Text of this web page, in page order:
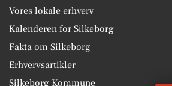
Vores lokale erhverv
Kalenderen for Silkeborg
Fakta om Silkeborg
Erhvervsartikler
Silkeborg Kommune